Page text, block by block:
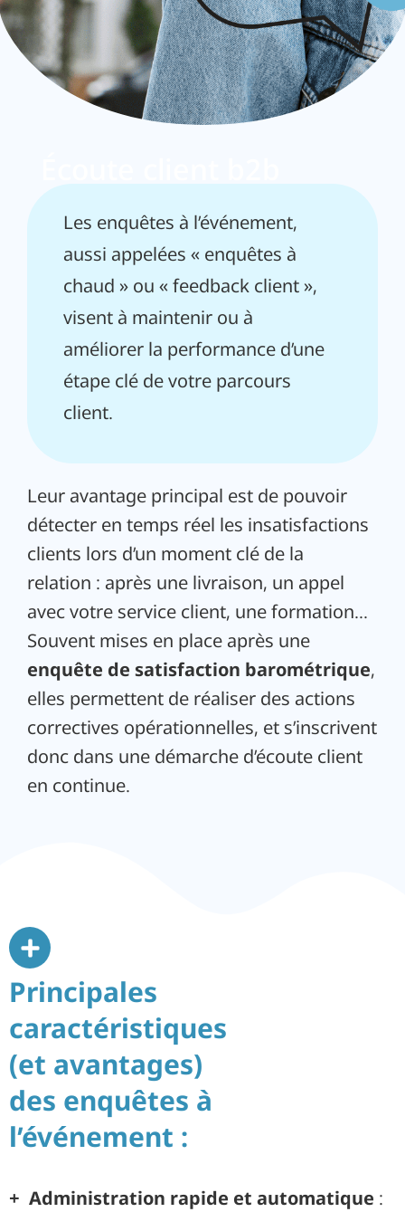
Les enquêtes à l’événement,
aussi appelées « enquêtes à
chaud » ou « feedback client »,
visent à maintenir ou à
améliorer la performance d’une
étape clé de votre parcours
client.
Leur avantage principal est de pouvoir
détecter en temps réel les insatisfactions
clients lors d’un moment clé de la
relation : après une livraison, un appel
avec votre service client, une formation…
Souvent mises en place après une
enquête de satisfaction barométrique,
elles permettent de réaliser des actions
correctives opérationnelles, et s’inscrivent
donc dans une démarche d’écoute client
en continue.
Principales
caractéristiques
(et avantages)
des enquêtes à
l’événement :
+ Administration rapide et automatique :